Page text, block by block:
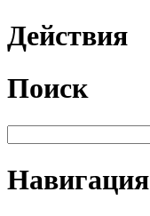
Действия
Поиск
Навигация